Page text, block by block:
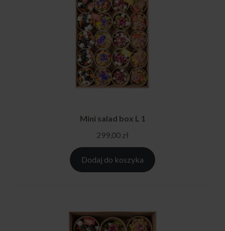
Mini salad box L 1
299,00 zł
Dodaj do koszyka